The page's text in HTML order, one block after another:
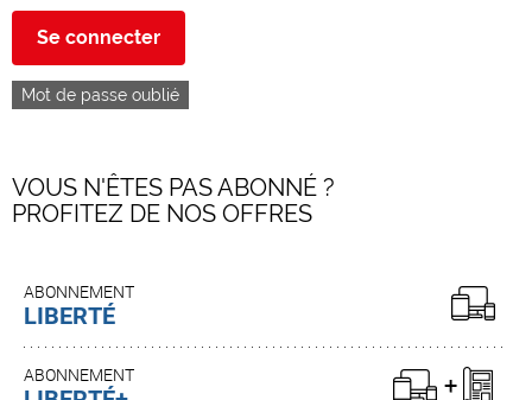
Se connecter
Mot de passe oublié
VOUS N'ÊTES PAS ABONNÉ ?
PROFITEZ DE NOS OFFRES
ABONNEMENT
LIBERTÉ
ABONNEMENT